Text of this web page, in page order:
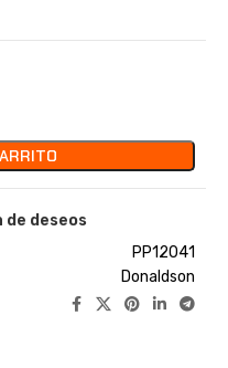
de deseos
PP12041
Donaldson